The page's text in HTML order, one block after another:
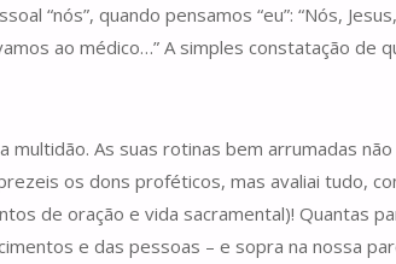
“nós”, quando pensamos “eu”: “Nós,
ao médico…” A simples constatação de
As suas rotinas bem arrumadas
os dons proféticos, mas avaliai tudo,
de oração e vida sacramental)! Quantas
e das pessoas – e sopra na nossa